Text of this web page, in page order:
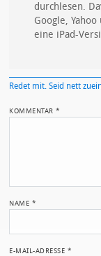
durchlesen.
Google,
eine iPad-
Redet mit. Seid nett
KOMMENTAR*
NAME *
E-MAIL-ADRESSE *